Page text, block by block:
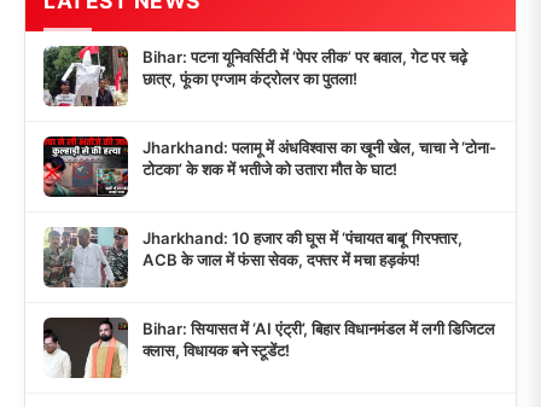
Bihar: पटना यूनिवर्सिटी में ‘पेपर लीक’ पर बवाल, गेट पर चढ़े
छात्र, फूंका एग्जाम कंट्रोलर का पुतला!
Jharkhand: पलामू में अंधविश्वास का खूनी खेल, चाचा ने ‘टोना-
टोटका’ के शक में भतीजे को उतारा मौत के घाट!
Jharkhand: 10 हजार की घूस में ‘पंचायत बाबू’ गिरफ्तार,
ACB के जाल में फंसा सेवक, दफ्तर में मचा हड़कंप!
Bihar: सियासत में ‘AI एंट्री’, बिहार विधानमंडल में लगी डिजिटल
क्लास, विधायक बने स्टूडेंट!